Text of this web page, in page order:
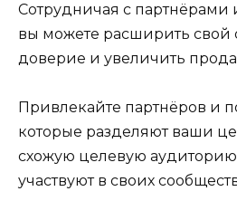
Сотрудничая с партнёрами
вы можете расширить свой
доверие и увеличить
Привлекайте партнёров и
которые разделяют ваши
схожую целевую
участвуют в своих